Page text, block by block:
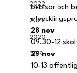
2022
2021
2020
2019
bebisar och
28 nov
09.30-12
29 nov
10-13